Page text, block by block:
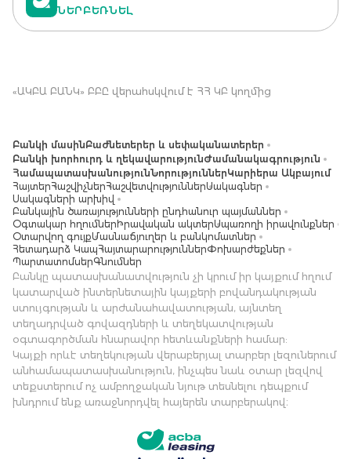
ՆԵՐԲԵՌՆԵԼ
«ԱԿԲԱ ԲԱՆԿ» ԲԲԸ վերահսկվում է ՀՀ ԿԲ կողմից
Բանկի մասինԲաժնետերեր և սեփականատերեր
Բանկի խորհուրդ և ղեկավարությունԺամանակագրություն
ՀամապատասխանությունՆորություններԿարիերա Ակբայում
ՀայտերՀաշվիչներՀաշվետվություններՍակագներ
Սակագների արխիվ
Բանկային ծառայությունների ընդհանուր պայմաններ
Օգտակար հղումներԻրավական ակտերՍպառողի իրավունքներ
Օտարվող գույքՄասնաճյուղեր և բանկոմատներ
Հետադարձ ԿապՀայտարարություններՓոխարժեքներ
ՊարտատոմսերԳնումներ
Բանկը պատասխանատվություն չի կրում իր կայքում հղում
կատարված ինտերնետային կայքերի բովանդակության
ստույգության և արժանահավատության, այնտեղ
տեղադրված գովազդների և տեղեկատվության
օգտագործման հնարավոր հետևանքների համար:
Կայքի որևէ տեղեկության վերաբերյալ տարբեր լեզուներում
անհամապատասխանություն, ինչպես նաև օտար լեզվով
տեքստերում ոչ ամբողջական նյութ տեսնելու դեպքում
խնդրում ենք առաջնորդվել հայերեն տարբերակով։